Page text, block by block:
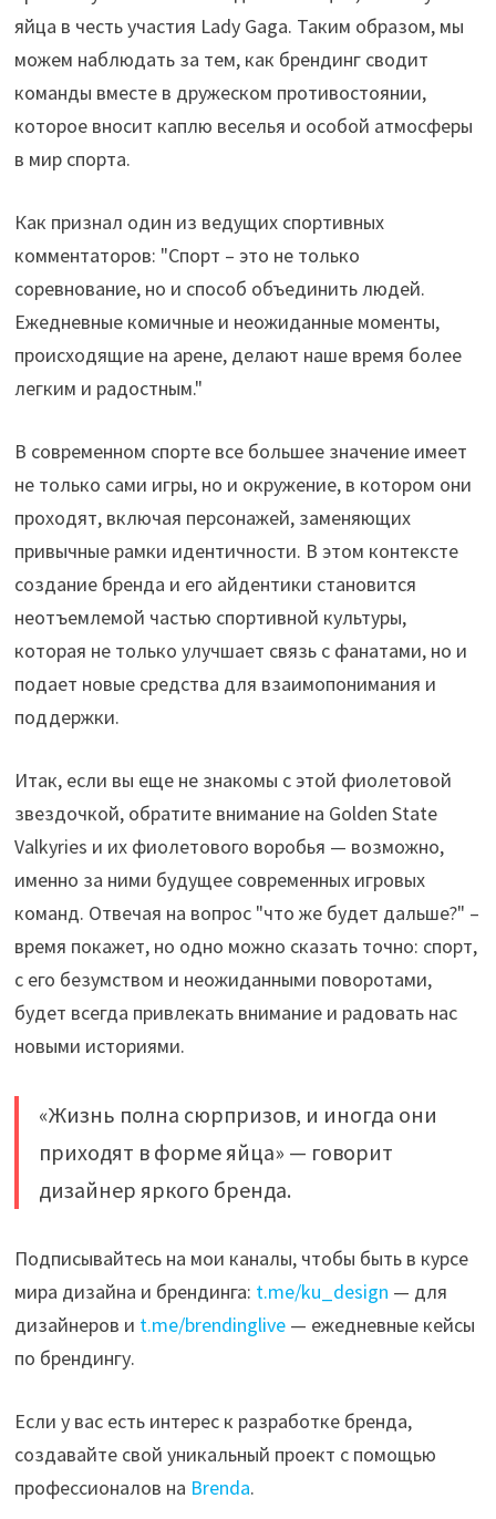
яйца в честь участия Lady Gaga. Таким образом, мы
можем наблюдать за тем, как брендинг сводит
команды вместе в дружеском противостоянии,
которое вносит каплю веселья и особой атмосферы
в мир спорта.
Как признал один из ведущих спортивных
комментаторов: "Спорт – это не только
соревнование, но и способ объединить людей.
Ежедневные комичные и неожиданные моменты,
происходящие на арене, делают наше время более
легким и радостным."
В современном спорте все большее значение имеет
не только сами игры, но и окружение, в котором они
проходят, включая персонажей, заменяющих
привычные рамки идентичности. В этом контексте
создание бренда и его айдентики становится
неотъемлемой частью спортивной культуры,
которая не только улучшает связь с фанатами, но и
подает новые средства для взаимопонимания и
поддержки.
Итак, если вы еще не знакомы с этой фиолетовой
звездочкой, обратите внимание на Golden State
Valkyries и их фиолетового воробья — возможно,
именно за ними будущее современных игровых
команд. Отвечая на вопрос "что же будет дальше?" –
время покажет, но одно можно сказать точно: спорт,
с его безумством и неожиданными поворотами,
будет всегда привлекать внимание и радовать нас
новыми историями.
«Жизнь полна сюрпризов, и иногда они
приходят в форме яйца» — говорит
дизайнер яркого бренда.
Подписывайтесь на мои каналы, чтобы быть в курсе
мира дизайна и брендинга: t.me/ku_design — для
дизайнеров и t.me/brendinglive — ежедневные кейсы
по брендингу.
Если у вас есть интерес к разработке бренда,
создавайте свой уникальный проект с помощью
профессионалов на Brenda.